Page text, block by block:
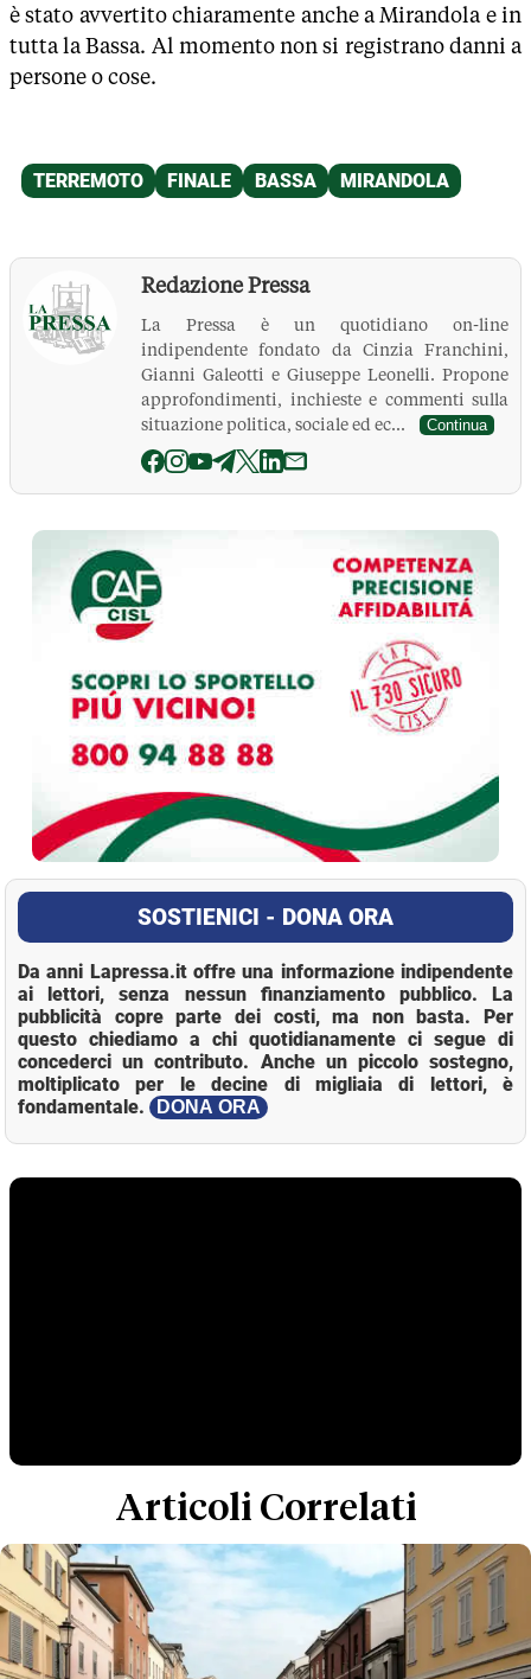
è stato avvertito chiaramente anche a Mirandola e in
tutta la Bassa. Al momento non si registrano danni a
persone o cose.
Redazione Pressa
La Pressa è un quotidiano on-line
indipendente fondato da Cinzia Franchini,
Gianni Galeotti e Giuseppe Leonelli. Propone
approfondimenti, inchieste e commenti sulla
situazione politica, sociale ed ec...
Continua
La Pressa
SOSTIENICI - DONA ORA
Da anni Lapressa.it offre una informazione indipendente
ai lettori, senza nessun finanziamento pubblico. La
pubblicità copre parte dei costi, ma non basta. Per
questo chiediamo a chi quotidianamente ci segue di
concederci un contributo. Anche un piccolo sostegno,
moltiplicato per le decine di migliaia di lettori, è
fondamentale.
DONA ORA
Articoli Correlati